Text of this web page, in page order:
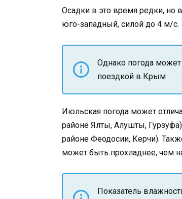
Осадки в это время редки,
юго-западный, силой до 4 м/с.
Однако погода может
поездкой в Крым
Июльская погода может
районе Ялты, Алушты,
районе Феодосии, Керчи).
может быть прохладнее, чем
Показатель